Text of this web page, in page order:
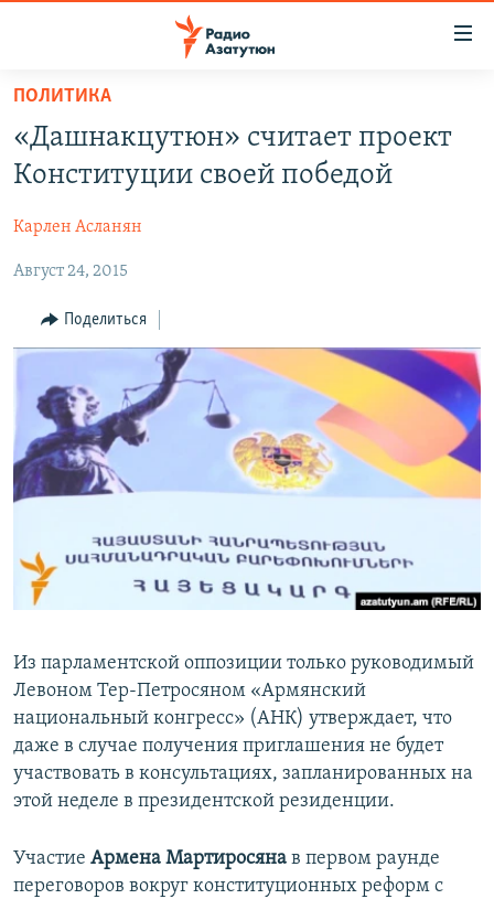
Перейти
основному
содержанию
навигации
Перейти
поиску
НОВОСТИ
ОБЩЕСТВО
ЭКОНОМИКА
РЕГИОН
НАГОРНЫЙ КАРАБАХ
КУЛЬТУРА
СПОРТ
АРХИВ
Հայերեն
English
Русский
Все сайты Радио Азатутюн
ПОЛИТИКА
«Дашнакцутюн» считает проект
Конституции своей победой
Карлен Асланян
Август 24, 2015
Поделиться
Из парламентской оппозиции только руководимый
Левоном Тер-Петросяном «Армянский
национальный конгресс» (АНК) утверждает, что
даже в случае получения приглашения не будет
участвовать в консультациях, запланированных на
этой неделе в президентской резиденции.
Участие Армена Мартиросяна в первом раунде
переговоров вокруг конституционных реформ с